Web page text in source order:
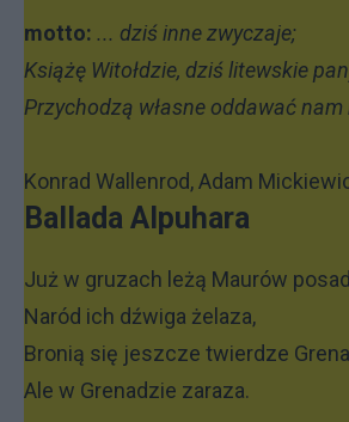
motto: ... dziś inne zwyczaje;
Książę Witołdzie, dziś litewskie
Przychodzą własne oddawać nam
Konrad Wallenrod, Adam
Ballada Alpuhara
Już w gruzach leżą Maurów
Naród ich dźwiga żelaza,
Bronią się jeszcze twierdze
Ale w Grenadzie zaraza.